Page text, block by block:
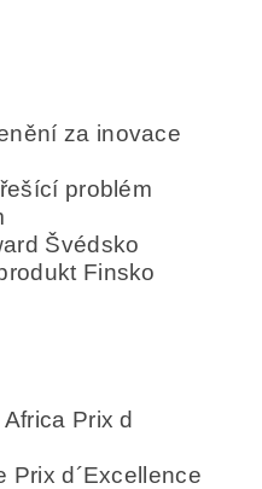
za inovace
problém
Švédsko
Finsko
Prix d
Prix d´Excellence